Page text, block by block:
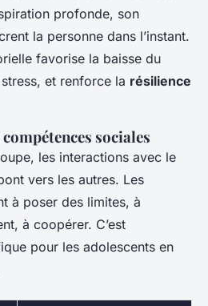
profonde, son
la personne dans l’instant.
favorise la baisse du
et renforce la résilience
sociales
les interactions avec le
vers les autres. Les
à poser des limites, à
à coopérer. C’est
pour les adolescents en